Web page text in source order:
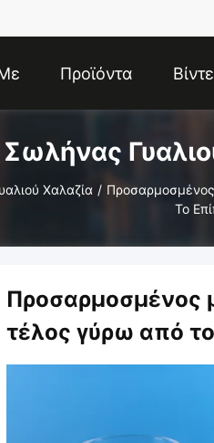
Προϊόντα
Σωλήνας
Χαλαζία /
Το
Προσαρμοσμένος
τέλος γύρω από